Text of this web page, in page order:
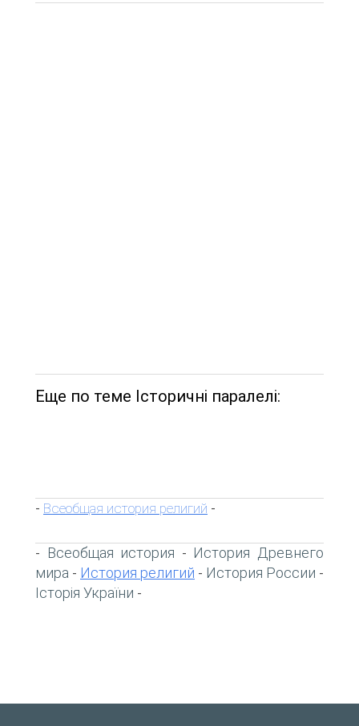
Еще по теме Історичні паралелі:
- Всеобщая история религий -
- Всеобщая история - История Древнего
мира - История религий - История России -
Історія України -